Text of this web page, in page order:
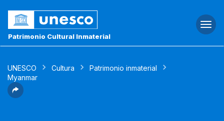
Patrimonio Cultural Inmaterial
UNESCO Cultura
Patrimonio inmaterial
Myanmar